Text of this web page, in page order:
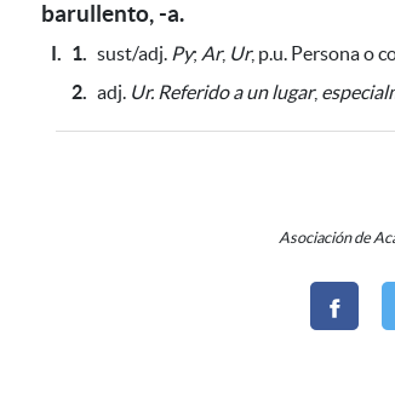
barullento, -a.
I. 1. sust/adj. Py; Ar, Ur, p.u. Persona o
2. adj. Ur. Referido a un lugar,
Asociación de